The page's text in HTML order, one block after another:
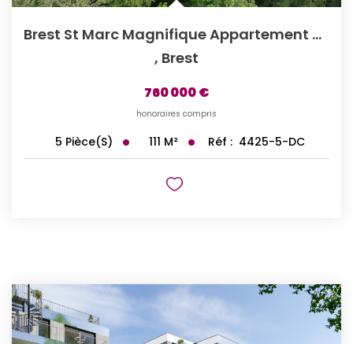
Brest St Marc Magnifique Appartement De Type 5 Avec...
, Brest
760 000 €
honoraires compris
5 Pièce(s) 111 M² Réf : 4425-5-DC